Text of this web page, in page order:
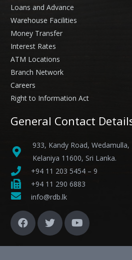
Loans and Advance
Warehouse Facilities
Money Transfer
Interest Rates
ATM Locations
Branch Network
Careers
Right to Information Act
General Contact
933, Kandy Road, Wedamulla,
Kelaniya 11600, Sri Lanka.
+94 11 203 5454 – 9
+94 11 290 6883
info@rdb.lk